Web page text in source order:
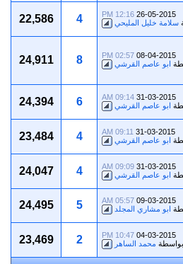
26-05-2015
12:16 PM
سلامة خليل المليحي 4
22,586
08-04-2015
02:57 PM
ابو عاصم القرشي 8
24,911
31-03-2015
09:14 AM
ابو عاصم القرشي 6
24,394
31-03-2015
09:11 AM
ابو عاصم القرشي 4
23,484
31-03-2015
09:09 AM
ابو عاصم القرشي 4
24,047
09-03-2015
05:57 AM
ابو مشاري المجلد 5
24,495
04-03-2015
10:47 PM
بواسطة محمد الساهر 2
23,469